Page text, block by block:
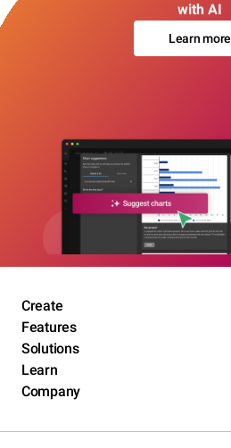
with AI
Learn more
Create
Features
Solutions
Learn
Company